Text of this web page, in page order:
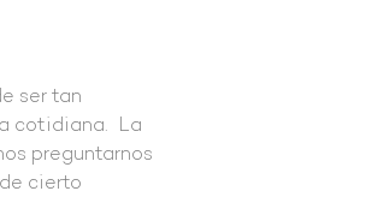
ser tan
cotidiana. La
preguntarnos
cierto